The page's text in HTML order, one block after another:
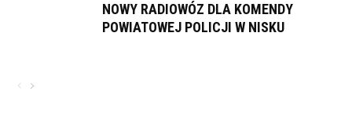
NOWY RADIOWÓZ DLA KOMENDY
POWIATOWEJ POLICJI W NISKU